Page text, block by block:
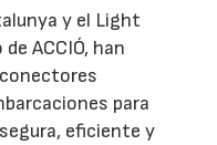
y el Light
ACCIÓ, han
para
eficiente y